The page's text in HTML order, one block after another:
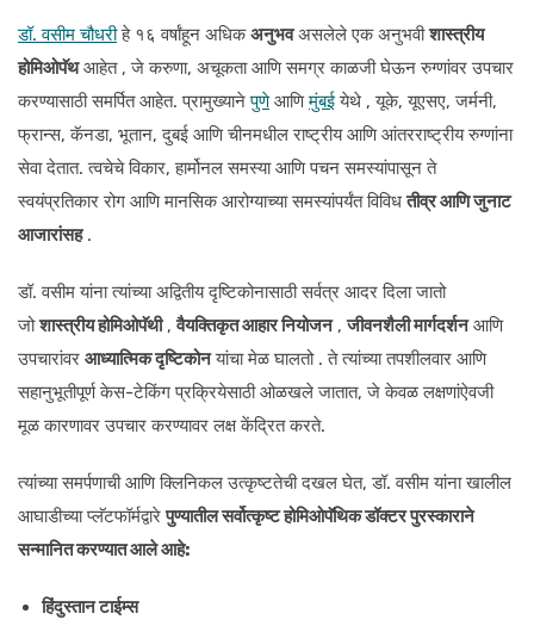
डॉ. वसीम चौधरीहे १६ वर्षांहून अधिकअनुभवअसलेले एक अनुभवीशास्त्रीय
होमिओपॅथआहेत , जे करुणा, अचूकता आणि समग्र काळजी घेऊन रुग्णांवर उपचार
करण्यासाठी समर्पित आहेत. प्रामुख्यानेपुणेआणिमुंबईयेथे , यूके, यूएसए, जर्मनी,
फ्रान्स, कॅनडा, भूतान, दुबई आणि चीनमधील राष्ट्रीय आणि आंतरराष्ट्रीय रुग्णांना
सेवा देतात. त्वचेचे विकार, हार्मोनल समस्या आणि पचन समस्यांपासून ते
स्वयंप्रतिकार रोग आणि मानसिक आरोग्याच्या समस्यांपर्यंत विविधतीव्र आणि जुनाट
आजारांसह.
डॉ. वसीम यांना त्यांच्या अद्वितीय दृष्टिकोनासाठी सर्वत्र आदर दिला जातो
जोशास्त्रीय होमिओपॅथी,वैयक्तिकृत आहार नियोजन,जीवनशैली मार्गदर्शनआणि
उपचारांवर आध्यात्मिक दृष्टिकोनयांचा मेळ घालतो . ते त्यांच्या तपशीलवार आणि
सहानुभूतीपूर्ण केस-टेकिंग प्रक्रियेसाठी ओळखले जातात, जे केवळ लक्षणांऐवजी
मूळ कारणावर उपचार करण्यावर लक्ष केंद्रित करते.
त्यांच्या समर्पणाची आणि क्लिनिकल उत्कृष्टतेची दखल घेत, डॉ. वसीम यांना खालील
आघाडीच्या प्लॅटफॉर्मद्वारेपुण्यातील सर्वोत्कृष्ट होमिओपॅथिक डॉक्टर पुरस्काराने
सन्मानित करण्यात आले आहे:
हिंदुस्तान टाईम्स